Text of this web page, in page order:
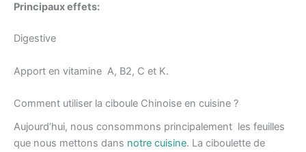
Principaux effets:
Digestive
Apport en vitamine A, B2, C et K.
Comment utiliser la ciboule Chinoise en cuisine ?
Aujourd’hui, nous consommons principalement les feuilles
que nous mettons dans notre cuisine. La ciboulette de